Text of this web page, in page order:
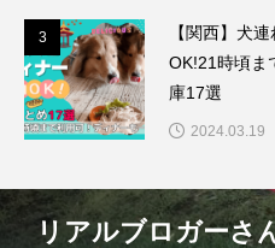
3
【関西】犬
OK!21時頃ま
庫17選
2024.03.19
リアルブロガーさ